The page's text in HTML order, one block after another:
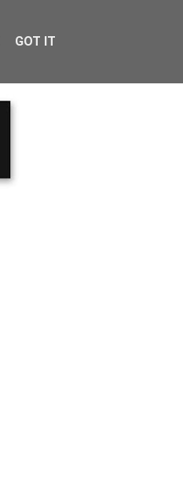
GOT IT